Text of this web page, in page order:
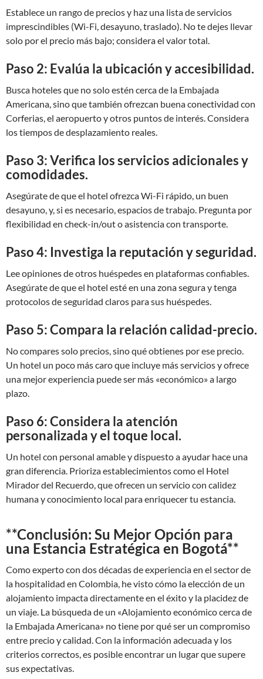
Establece un rango de precios y haz una lista de servicios
imprescindibles (Wi-Fi, desayuno, traslado). No te dejes llevar
solo por el precio más bajo; considera el valor total.
Paso 2: Evalúa la ubicación y accesibilidad.
Busca hoteles que no solo estén cerca de la Embajada
Americana, sino que también ofrezcan buena conectividad con
Corferias, el aeropuerto y otros puntos de interés. Considera
los tiempos de desplazamiento reales.
Paso 3: Verifica los servicios adicionales y
comodidades.
Asegúrate de que el hotel ofrezca Wi-Fi rápido, un buen
desayuno, y, si es necesario, espacios de trabajo. Pregunta por
flexibilidad en check-in/out o asistencia con transporte.
Paso 4: Investiga la reputación y seguridad.
Lee opiniones de otros huéspedes en plataformas confiables.
Asegúrate de que el hotel esté en una zona segura y tenga
protocolos de seguridad claros para sus huéspedes.
Paso 5: Compara la relación calidad-precio.
No compares solo precios, sino qué obtienes por ese precio.
Un hotel un poco más caro que incluye más servicios y ofrece
una mejor experiencia puede ser más «económico» a largo
plazo.
Paso 6: Considera la atención
personalizada y el toque local.
Un hotel con personal amable y dispuesto a ayudar hace una
gran diferencia. Prioriza establecimientos como el Hotel
Mirador del Recuerdo, que ofrecen un servicio con calidez
humana y conocimiento local para enriquecer tu estancia.
**Conclusión: Su Mejor Opción para
una Estancia Estratégica en Bogotá**
Como experto con dos décadas de experiencia en el sector de
la hospitalidad en Colombia, he visto cómo la elección de un
alojamiento impacta directamente en el éxito y la placidez de
un viaje. La búsqueda de un «Alojamiento económico cerca de
la Embajada Americana» no tiene por qué ser un compromiso
entre precio y calidad. Con la información adecuada y los
criterios correctos, es posible encontrar un lugar que supere
sus expectativas.